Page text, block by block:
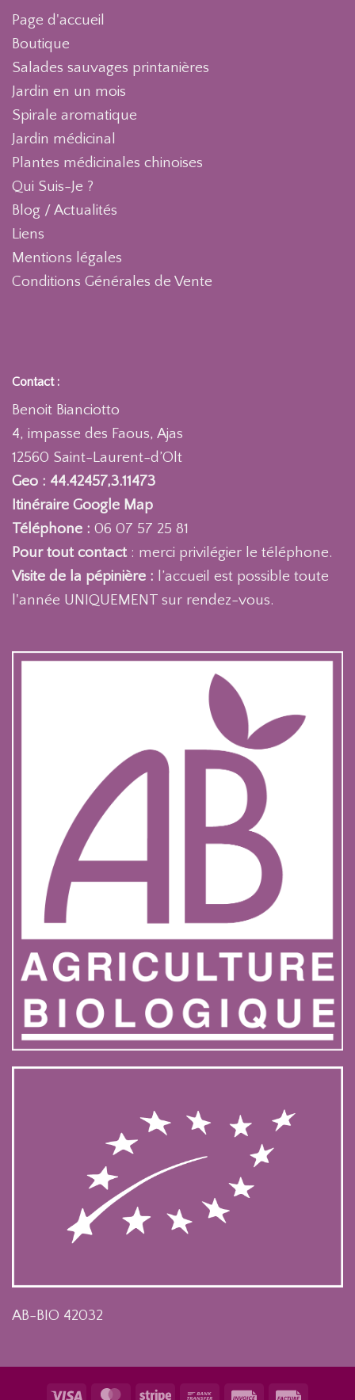
Page d'accueil
Boutique
Salades sauvages printanières
Jardin en un mois
Spirale aromatique
Jardin médicinal
Plantes médicinales chinoises
Qui Suis-Je ?
Blog / Actualités
Liens
Mentions légales
Conditions Générales de Vente
Contact :
Benoit Bianciotto
4, impasse des Faous, Ajas
12560 Saint-Laurent-d’Olt
Geo : 44.42457,3.11473
Itinéraire Google Map
Téléphone : 06 07 57 25 81
Pour tout contact : merci privilégier le téléphone.
Visite de la pépinière : l’accueil est possible toute
l'année UNIQUEMENT sur rendez-vous.
AB-BIO 42032
Visa MasterCardStripe Bank Invoice